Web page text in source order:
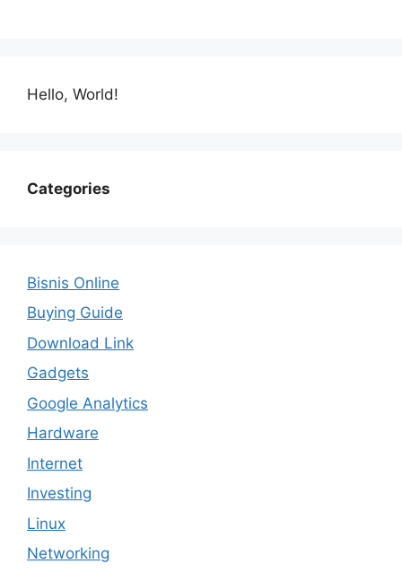
Hello, World!
Categories
Bisnis Online
Buying Guide
Download Link
Gadgets
Google Analytics
Hardware
Internet
Investing
Linux
Networking